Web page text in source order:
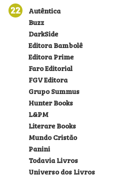
22
Autêntica
Buzz
DarkSide
Editora Bambolê
Editora Prime
Faro Editorial
FGV Editora
Grupo Summus
Hunter Books
L&PM
Literare Books
Mundo Cristão
Panini
Todavia Livros
Universo dos Livros